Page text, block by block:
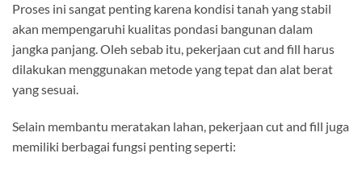
Proses ini sangat penting karena kondisi tanah yang stabil
akan mempengaruhi kualitas pondasi bangunan dalam
jangka panjang. Oleh sebab itu, pekerjaan cut and fill harus
dilakukan menggunakan metode yang tepat dan alat berat
yang sesuai.
Selain membantu meratakan lahan, pekerjaan cut and fill juga
memiliki berbagai fungsi penting seperti: